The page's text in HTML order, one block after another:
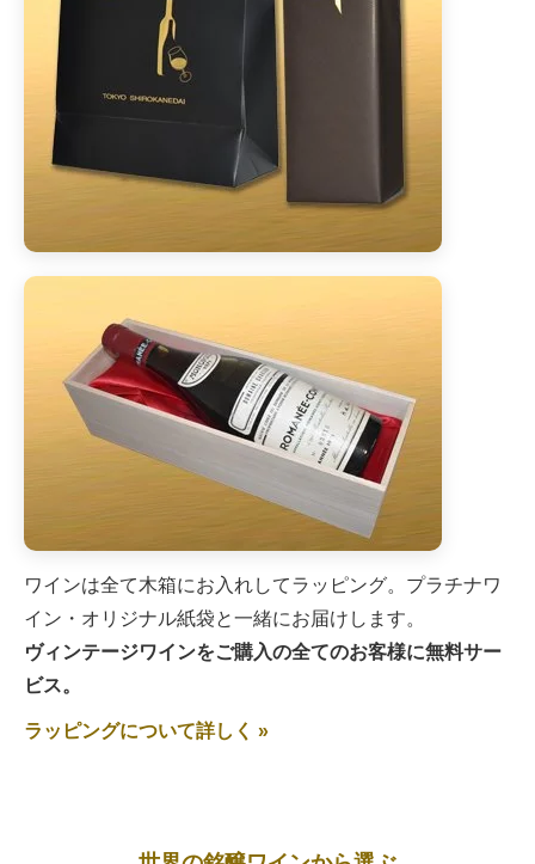
ワインは全て木箱にお入れしてラッピング。プラチナワ
イン・オリジナル紙袋と一緒にお届けします。
ヴィンテージワインをご購入の全てのお客様に無料サー
ビス。
ラッピングについて詳しく »